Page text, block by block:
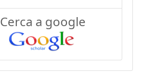
Cerca a google